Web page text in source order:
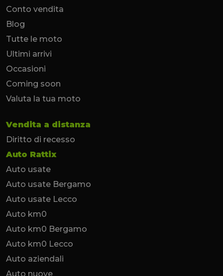
Conto vendita
Blog
Tutte le moto
Ultimi arrivi
Occasioni
Coming soon
Valuta la tua moto
Vendita a distanza
Diritto di recesso
Auto Rattix
Auto usate
Auto usate Bergamo
Auto usate Lecco
Auto km0
Auto km0 Bergamo
Auto km0 Lecco
Auto aziendali
Auto nuove